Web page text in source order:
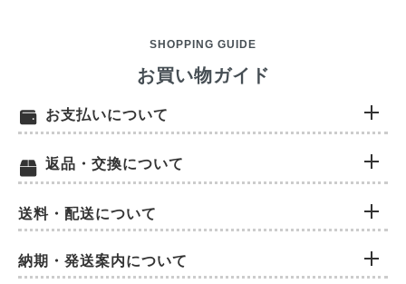
SHOPPING GUIDE
お買い物ガイド
お支払いについて
返品・交換について
送料・配送について
納期・発送案内について